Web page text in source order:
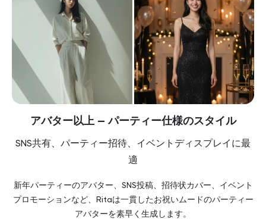
アバター以上 — パーティー仕様のスタイル
SNS共有、パーティー招待、イベントディスプレイに最
適
新年パーティーのアバター、SNS投稿、招待状カバー、イベント
プロモーションなど、Ritaは一貫したお祝いムードのパーティー
アバターを素早く生成します。